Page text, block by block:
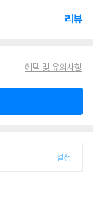
리뷰
혜택 및 유의사항
설정